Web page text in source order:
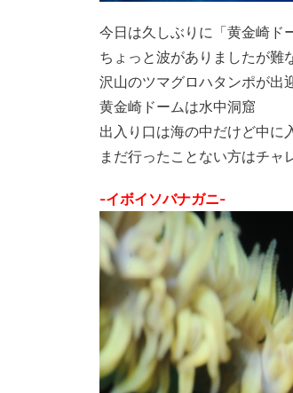
今日は久しぶりに「黄金崎ド
ちょっと波がありましたが難
沢山のツマグロハタンポが出
黄金崎ドームは水中洞窟
出入り口は海の中だけど中に
まだ行ったことない方はチャ
-イボイソバナガニ-